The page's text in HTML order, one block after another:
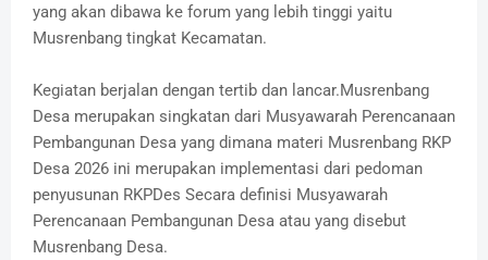
yang akan dibawa ke forum yang lebih tinggi yaitu
Musrenbang tingkat Kecamatan.
Kegiatan berjalan dengan tertib dan lancar.Musrenbang
Desa merupakan singkatan dari Musyawarah Perencanaan
Pembangunan Desa yang dimana materi Musrenbang RKP
Desa 2026 ini merupakan implementasi dari pedoman
penyusunan RKPDes Secara definisi Musyawarah
Perencanaan Pembangunan Desa atau yang disebut
Musrenbang Desa.